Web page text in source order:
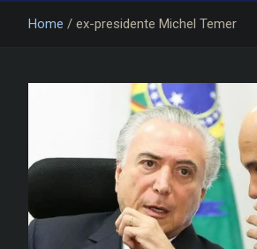
Home ex-presidente Michel Temer